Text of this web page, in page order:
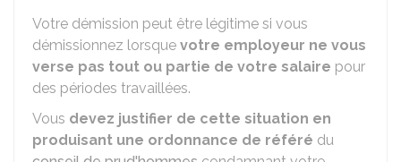
Votre démission peut être légitime si vous
démissionnez lorsque votre employeur ne vous
verse pas tout ou partie de votre salaire pour
des périodes travaillées.
Vous devez justifier de cette situation en
produisant une ordonnance de référé du